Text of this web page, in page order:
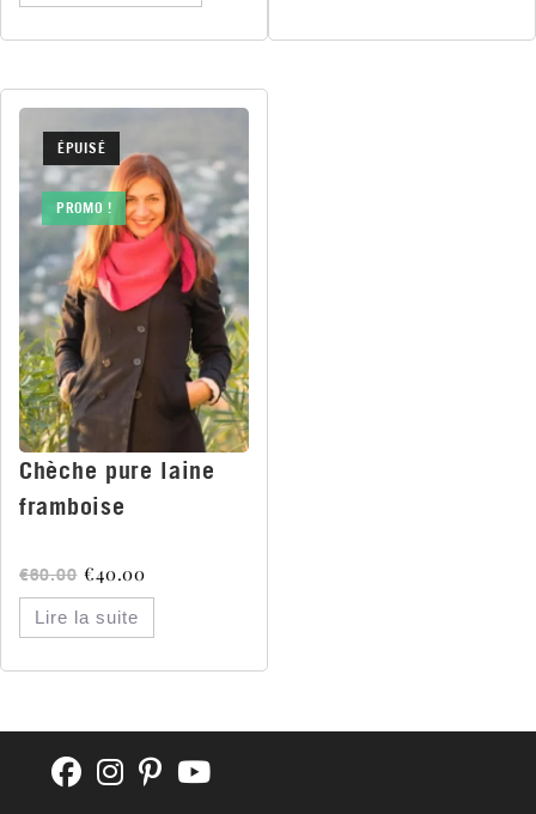
ÉPUISÉ
PROMO !
Chèche pure laine
framboise
€60.00 €40.00
Lire la suite